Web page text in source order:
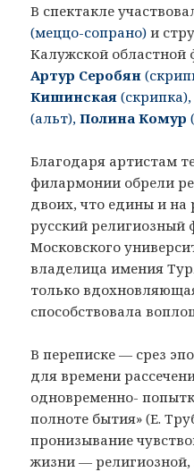
В спектакле
(меццо-сопрано) и
Калужской областной
Артур Серобян
Кишинская
(альт),Полина Комур
Благодаря артистам
филармонии обрели
двоих, что едины и на
русский религиозный
Московского
владелица имения
только
способствовала
В переписке — срез
для времени
одновременно-
полноте бытия» (Е.
пронизывание
жизни — религиозной,